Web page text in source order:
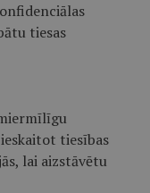
tiesas
tiesības
lai aizstāvētu